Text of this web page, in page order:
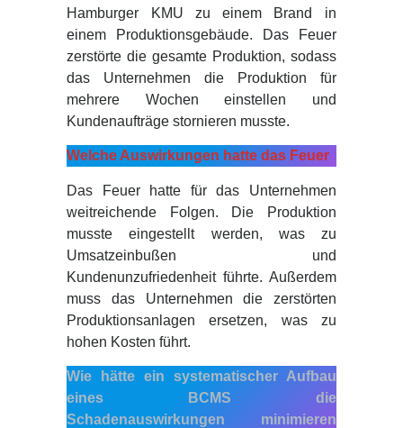
Hamburger KMU zu einem Brand in
einem Produktionsgebäude. Das Feuer
zerstörte die gesamte Produktion, sodass
das Unternehmen die Produktion für
mehrere Wochen einstellen und
Kundenaufträge stornieren musste.
Welche Auswirkungen hatte das Feuer
Das Feuer hatte für das Unternehmen
weitreichende Folgen. Die Produktion
musste eingestellt werden, was zu
Umsatzeinbußen und
Kundenunzufriedenheit führte. Außerdem
muss das Unternehmen die zerstörten
Produktionsanlagen ersetzen, was zu
hohen Kosten führt.
Wie hätte ein systematischer Aufbau
eines BCMS die
Schadenauswirkungen minimieren